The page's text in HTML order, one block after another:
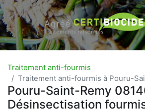
Traitement anti-fourmis
Traitement anti-fourmis à Pouru-
Pouru-Saint-Remy
Désinsectisation